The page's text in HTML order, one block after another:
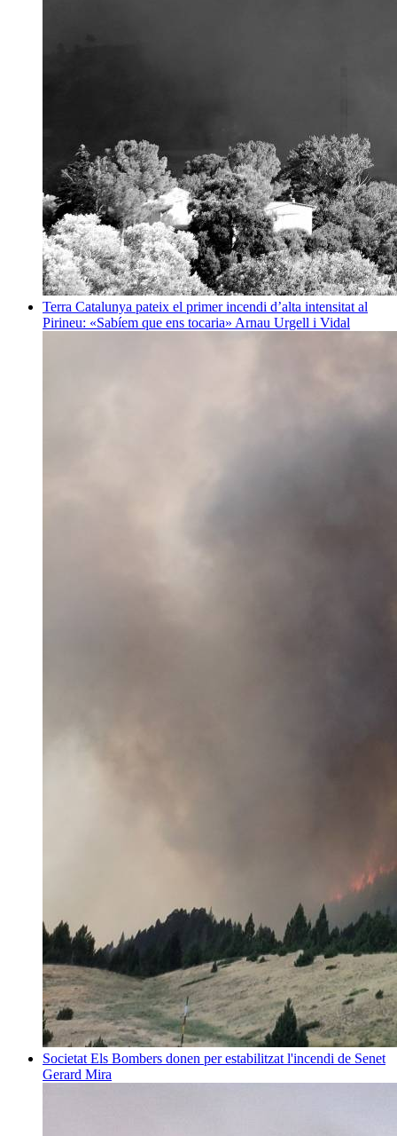
Terra Catalunya pateix el primer incendi d’alta intensitat al
Pirineu: «Sabíem que ens tocaria» Arnau Urgell i Vidal
Societat Els Bombers donen per estabilitzat l'incendi de Senet
Gerard Mira